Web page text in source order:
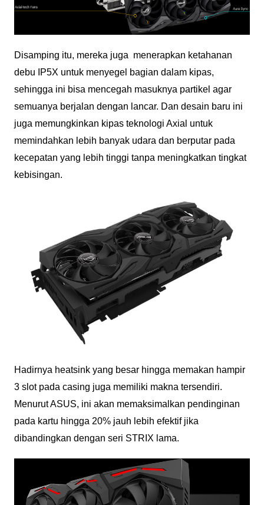
Disamping itu, mereka juga menerapkan ketahanan
debu IP5X untuk menyegel bagian dalam kipas,
sehingga ini bisa mencegah masuknya partikel agar
semuanya berjalan dengan lancar. Dan desain baru ini
juga memungkinkan kipas teknologi Axial untuk
memindahkan lebih banyak udara dan berputar pada
kecepatan yang lebih tinggi tanpa meningkatkan tingkat
kebisingan.
Hadirnya heatsink yang besar hingga memakan hampir
3 slot pada casing juga memiliki makna tersendiri.
Menurut ASUS, ini akan memaksimalkan pendinginan
pada kartu hingga 20% jauh lebih efektif jika
dibandingkan dengan seri STRIX lama.